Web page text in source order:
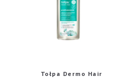
Tołpa Dermo Hair